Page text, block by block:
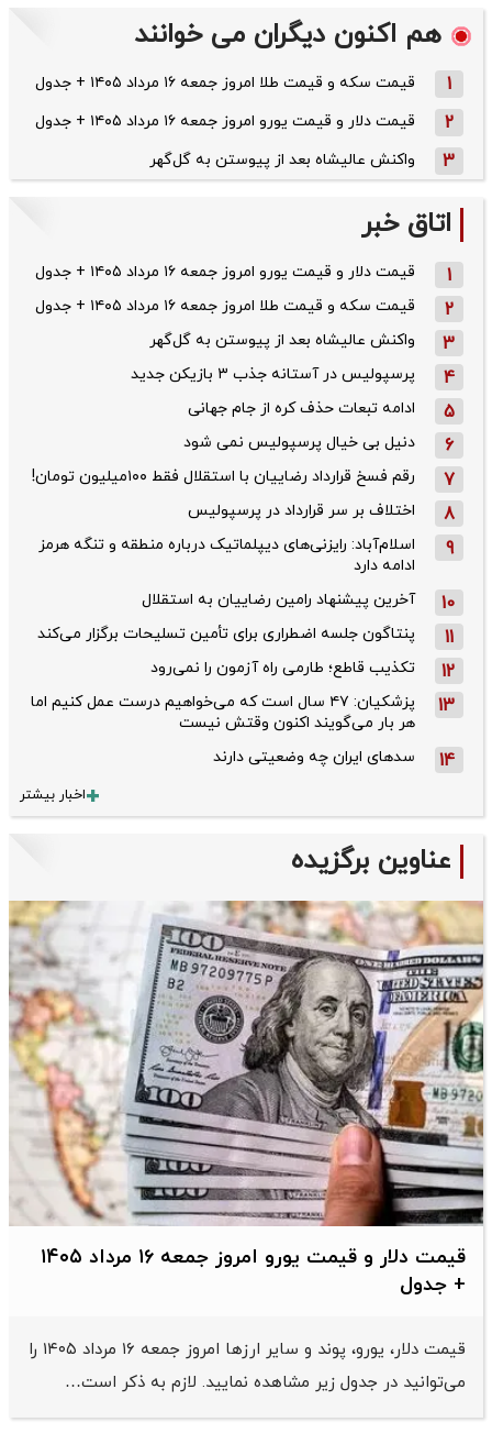
هم اکنون دیگران می خوانند
1 قیمت سکه و قیمت طلا امروز جمعه ۱۶ مرداد ۱۴۰۵ + جدول
2 قیمت دلار و قیمت یورو امروز جمعه ۱۶ مرداد ۱۴۰۵ + جدول
3 واکنش عالیشاه بعد از پیوستن به گل‌گهر
اتاق خبر
1 قیمت دلار و قیمت یورو امروز جمعه ۱۶ مرداد ۱۴۰۵ + جدول
2 قیمت سکه و قیمت طلا امروز جمعه ۱۶ مرداد ۱۴۰۵ + جدول
3 واکنش عالیشاه بعد از پیوستن به گل‌گهر
4 پرسپولیس در آستانه جذب ۳ بازیکن جدید
5 ادامه تبعات حذف کره از جام جهانی
6 دنیل بی خیال پرسپولیس نمی شود
7 رقم فسخ قرارداد رضاییان با استقلال فقط ۱۰۰میلیون تومان!
8 اختلاف بر سر قرارداد در پرسپولیس
9
اسلام‌آباد: رایزنی‌های دیپلماتیک درباره منطقه و تنگه هرمز
ادامه دارد
10 آخرین پیشنهاد رامین رضاییان به استقلال
11 پنتاگون جلسه اضطراری برای تأمین تسلیحات برگزار می‌کند
12 تکذیب قاطع؛‌ طارمی راه آزمون را نمی‌رود
13
پزشکیان: ۴۷ سال است که می‌خواهیم درست عمل کنیم اما
هر بار می‌گویند اکنون وقتش نیست
14 سدهای ایران چه وضعیتی دارند
اخبار بیشتر
عناوین برگزیده
قیمت دلار و قیمت یورو امروز جمعه ۱۶ مرداد ۱۴۰۵
+ جدول
قیمت دلار، یورو، پوند و سایر ارز‌ها امروز جمعه ۱۶ مرداد ۱۴۰۵ را
می‌توانید در جدول زیر مشاهده نمایید. لازم به ذکر است…